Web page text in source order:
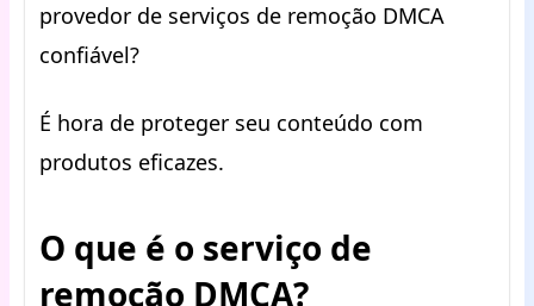
provedor de serviços de remoção DMCA
confiável?
É hora de proteger seu conteúdo com
produtos eficazes.
O que é o serviço de
remoção DMCA?